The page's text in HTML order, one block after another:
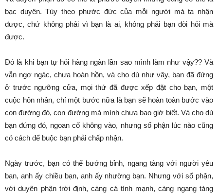
bạc duyên. Tùy theo phước đức của mỗi người mà ta nhận
được, chứ không phải vì bạn là ai, không phải bạn đòi hỏi mà
được.
Đó là khi bạn tự hỏi hàng ngàn lần sao mình làm như vậy?? Và
vẫn ngơ ngác, chưa hoàn hồn, và cho dù như vậy, bạn đã đứng
ở trước ngưỡng cửa, mọi thứ đã được xếp đặt cho bạn, một
cuộc hôn nhân, chỉ một bước nữa là bạn sẽ hoàn toàn bước vào
con đường đó, con đường mà mình chưa bao giờ biết. Và cho dù
bạn đứng đó, ngoan cố không vào, nhưng số phận lúc nào cũng
có cách để buộc bạn phải chấp nhận.
Ngày trước, bạn có thể bướng bỉnh, ngang tàng với người yêu
bạn, anh ấy chiều bạn, anh ấy nhường bạn. Nhưng với số phận,
với duyên phận trời định, càng cá tính mạnh, càng ngang tàng